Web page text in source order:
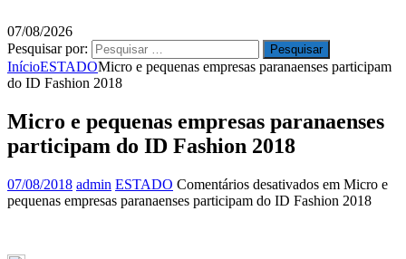
07/08/2026
Pesquisar por:
InícioESTADOMicro e pequenas empresas paranaenses participam
do ID Fashion 2018
Micro e pequenas empresas paranaenses
participam do ID Fashion 2018
07/08/2018 admin ESTADO Comentários desativados em Micro e
pequenas empresas paranaenses participam do ID Fashion 2018